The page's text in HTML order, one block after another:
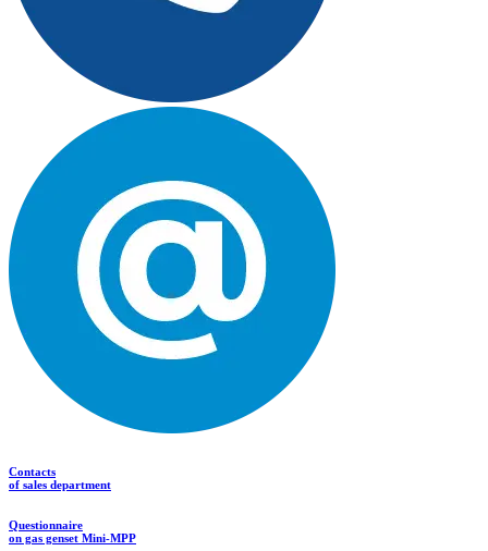
Contacts
of sales department
Questionnaire
on gas genset Mini-MPP